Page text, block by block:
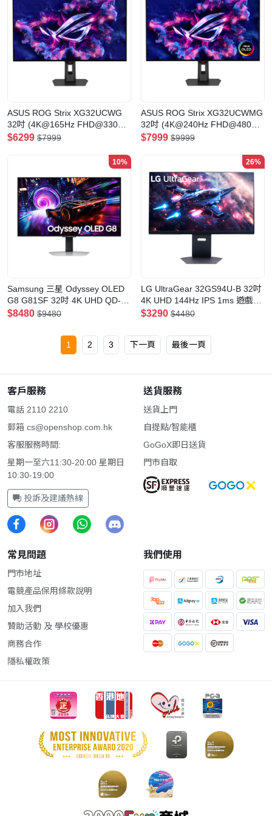
ASUS ROG Strix XG32UCWG
32吋 (4K@165Hz FHD@330Hz)
W-OLED(新亮面Trueblack塗層)
$6299 $7999
ASUS ROG Strix XG32UCWMG
32吋 (4K@240Hz FHD@480Hz)
W-OLED(新亮面Trueblack塗層)
$7999 $9999
10%
Samsung 三星 Odyssey OLED
G8 G81SF 32吋 4K UHD QD-
OLED 240Hz 電競顯示器
$8480 $9480
26%
LG UltraGear 32GS94U-B 32吋
4K UHD 144Hz IPS 1ms 遊戲顯
示器
$3290 $4480
1 2 3 下一頁 最後一頁
客戶服務
電話 2110 2210
郵箱 cs@openshop.com.hk
客服服務時間:
星期一至六11:30-20:00 星期日
10:30-19:00
投訴及建議熱線
送貨服務
送貨上門
自提點/智能櫃
GoGoX即日送貨
門市自取
常見問題
門市地址
電競產品保用條款說明
加入我們
贊助活動 及 學校優惠
商務合作
隱私權政策
我們使用